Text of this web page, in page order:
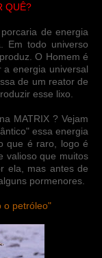
QUÊ?
de energia
Em todo universo
O Homem é
energia universal
de um reator de
esse lixo.
MATRIX ? Vejam
essa energia
que é raro, logo é
valioso que muitos
ela, mas antes de
pormenores.
o petróleo"